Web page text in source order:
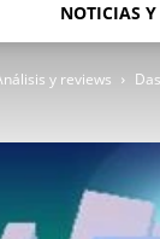
NOTICIAS
y reviews